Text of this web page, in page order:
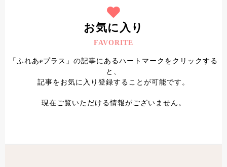
お気に入り
FAVORITE
「ふれあeプラス」の記事にあるハートマークをクリックする
と、
記事をお気に入り登録することが可能です。
現在ご覧いただける情報がございません。